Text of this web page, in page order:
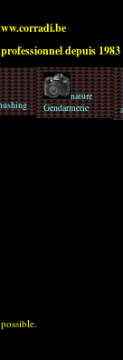
depuis 1983
nature
Gendarmerie